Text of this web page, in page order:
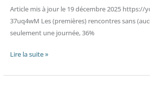
Article mis à jour le 19 décembre 2025 https://
37uq4wM Les (premières) rencontres sans
seulement une journée, 36%
Seine
Estuaire
Lire la suite »